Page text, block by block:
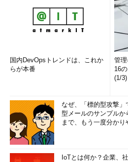
国内DevOpsトレンドは、これか
らが本番
管
16
(1/3)
なぜ、「標的型攻撃
型メールのサンプル
まで、もう一度分かり
IoTとは何か？企業